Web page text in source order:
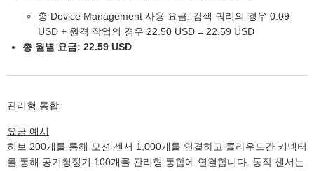
총 Device Management 사용 요금: 검색 쿼리의 경우 0.09
USD + 원격 작업의 경우 22.50 USD = 22.59 USD
총 월별 요금: 22.59 USD
관리형 통합
요금 예시
허브 200개를 통해 모션 센서 1,000개를 연결하고 클라우드간 커넥터
를 통해 공기청정기 100개를 관리형 통합에 연결합니다. 동작 센서는